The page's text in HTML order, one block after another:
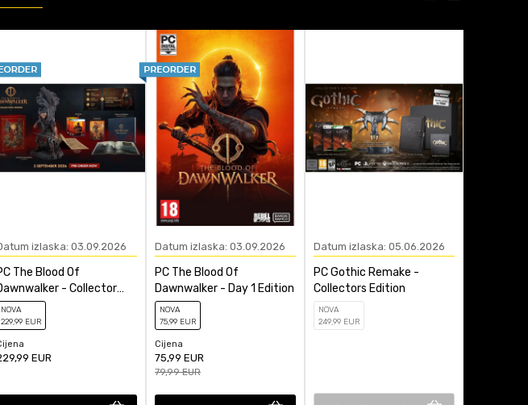
izlaska: 03.09.2026
The Blood Of
- Collector
NOVA
229,99 EUR
EUR
Datum izlaska: 03.09.2026
PC The Blood Of
Dawnwalker - Day 1 Edition
NOVA
75,99 EUR
Cijena
75,99 EUR
79,99EUR
Datum izlaska: 05.06.2026
PC Gothic Remake -
Collectors Edition
NOVA
249,99 EUR